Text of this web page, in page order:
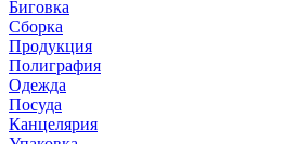
Биговка
Сборка
Продукция
Полиграфия
Одежда
Посуда
Канцелярия